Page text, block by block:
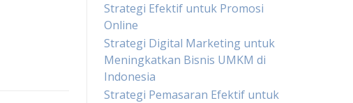
Strategi Efektif untuk Promosi
Online
Strategi Digital Marketing untuk
Meningkatkan Bisnis UMKM di
Indonesia
Strategi Pemasaran Efektif untuk